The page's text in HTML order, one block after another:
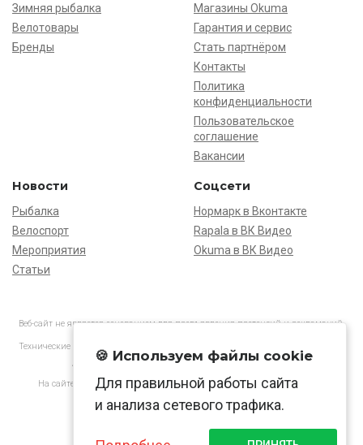
Зимняя рыбалка
Велотовары
Бренды
Магазины Okuma
Гарантия и сервис
Стать партнёром
Контакты
Политика
конфиденциальности
Пользовательское
соглашение
Вакансии
Новости
Рыбалка
Велоспорт
Мероприятия
Статьи
Соцсети
Нормарк в Вконтакте
Rapala в ВК Видео
Okuma в ВК Видео
Веб-сайт не является основанием для предъявления претензий и рекламаций,
Технические характеристики товаров могут отличаться от указанных на сайте.
АО «Нормарк» ИНН 7728172512 ОГРН 1037739603505
На сайте применяютсярекомендательные технологиив соответствии
🍪 Используем файлы cookie
Для правильной работы сайта
и анализа сетевого трафика.